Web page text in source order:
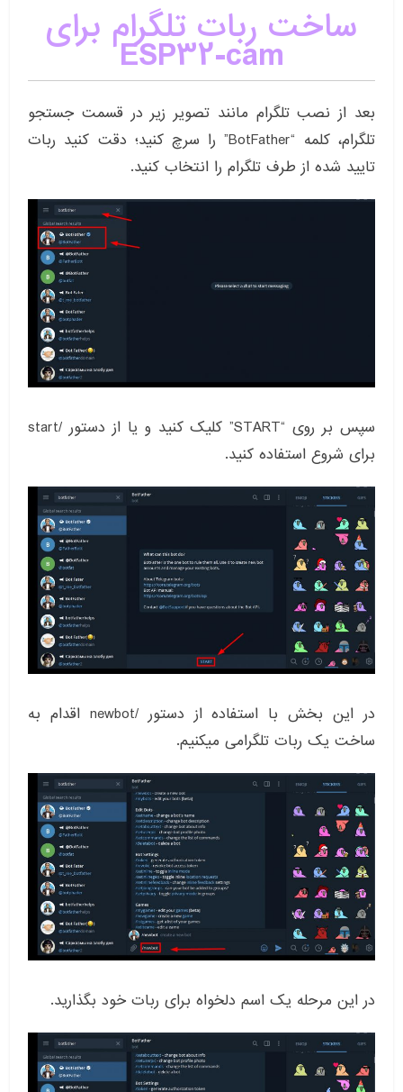
ساخت ربات تلگرام برای
ESP32-cam
بعد از نصب تلگرام مانند تصویر زیر در قسمت جستجو
تلگرام، کلمه “BotFather” را سرچ کنید؛ دقت کنید ربات
تایید شده از طرف تلگرام را انتخاب کنید.
سپس بر روی “START” کلیک کنید و یا از دستور /start
برای شروع استفاده کنید.
در این بخش با استفاده از دستور /newbot اقدام به
ساخت یک ربات تلگرامی میکنیم.
در این مرحله یک اسم دلخواه برای ربات خود بگذارید.